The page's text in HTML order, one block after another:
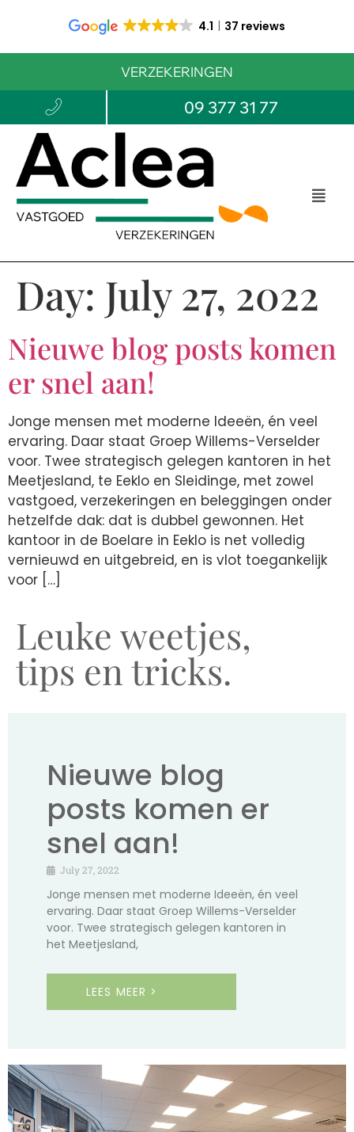
4.1 37 reviews
VERZEKERINGEN
09 377 31 77
Day: July 27, 2022
Nieuwe blog posts komen
er snel aan!
Jonge mensen met moderne Ideeën, én veel
ervaring. Daar staat Groep Willems-Verselder
voor. Twee strategisch gelegen kantoren in het
Meetjesland, te Eeklo en Sleidinge, met zowel
vastgoed, verzekeringen en beleggingen onder
hetzelfde dak: dat is dubbel gewonnen. Het
kantoor in de Boelare in Eeklo is net volledig
vernieuwd en uitgebreid, en is vlot toegankelijk
voor […]
Leuke weetjes,
tips en tricks.
Nieuwe blog
posts komen er
snel aan!
July 27, 2022
Jonge mensen met moderne Ideeën, én veel
ervaring. Daar staat Groep Willems-Verselder
voor. Twee strategisch gelegen kantoren in
het Meetjesland,
LEES MEER >